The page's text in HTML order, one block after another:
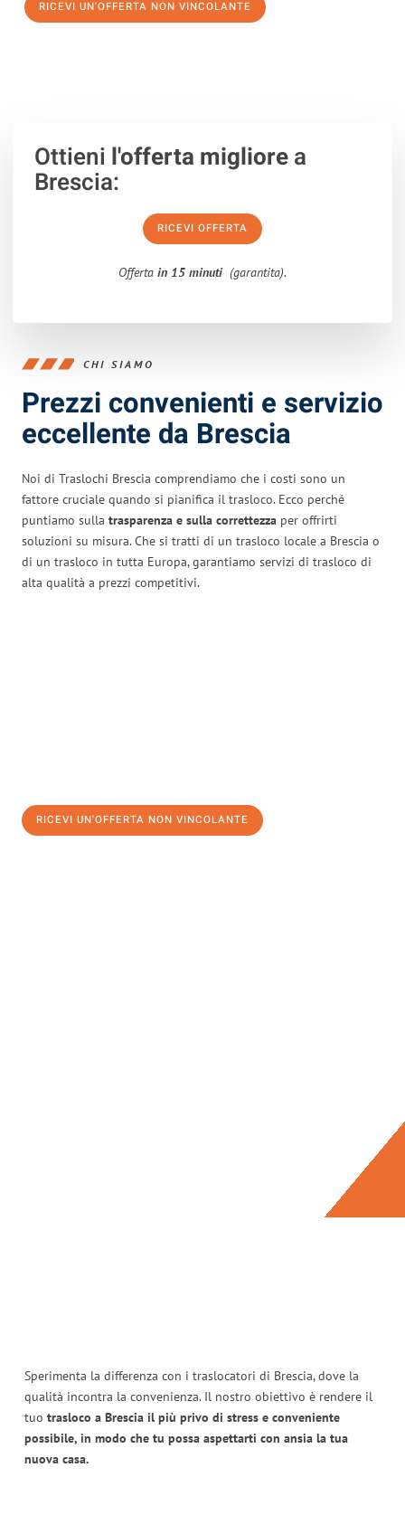
RICEVI UN'OFFERTA NON VINCOLANTE
Ottieni l'offerta migliorea
Brescia:
RICEVI OFFERTA
Offerta in 15 minuti (garantita).
CHI SIAMO
Prezzi convenienti e servizio
eccellente da Brescia
Noi di Traslochi Brescia comprendiamo che i costi sono un
fattore cruciale quando si pianifica il trasloco. Ecco perché
puntiamo sulla trasparenza e sulla correttezza per offrirti
soluzioni su misura. Che si tratti di un trasloco locale a Brescia o
di un trasloco in tutta Europa, garantiamo servizi di trasloco di
alta qualità a prezzi competitivi.
RICEVI UN'OFFERTA NON VINCOLANTE
Sperimenta la differenza con i traslocatori di Brescia, dove la
qualità incontra la convenienza. Il nostro obiettivo è rendere il
tuo trasloco a Brescia il più privo di stress e conveniente
possibile, in modo che tu possa aspettarti con ansia la tua
nuova casa.